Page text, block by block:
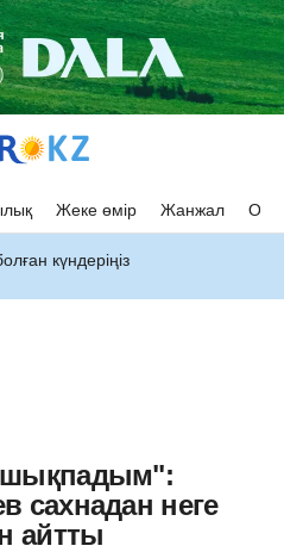
Жеке өмір Жанжал
күндеріңіз
шықпадым":
сахнадан неге
айтты